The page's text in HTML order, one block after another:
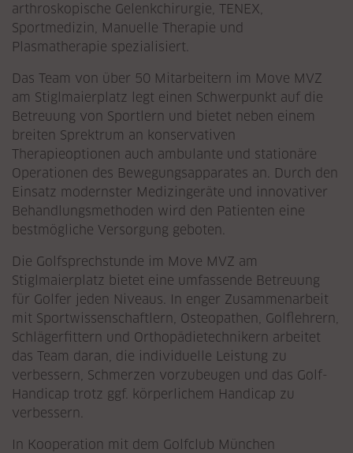
arthroskopische Gelenkchirurgie, TENEX,
Sportmedizin, Manuelle Therapie und
Plasmatherapie spezialisiert.
Das Team von über 50 Mitarbeitern im Move MVZ
am Stiglmaierplatz legt einen Schwerpunkt auf die
Betreuung von Sportlern und bietet neben einem
breiten Sprektrum an konservativen
Therapieoptionen auch ambulante und stationäre
Operationen des Bewegungsapparates an. Durch den
Einsatz modernster Medizingeräte und innovativer
Behandlungsmethoden wird den Patienten eine
bestmögliche Versorgung geboten.
Die Golfsprechstunde im Move MVZ am
Stiglmaierplatz bietet eine umfassende Betreuung
für Golfer jeden Niveaus. In enger Zusammenarbeit
mit Sportwissenschaftlern, Osteopathen, Golflehrern,
Schlägerfittern und Orthopädietechnikern arbeitet
das Team daran, die individuelle Leistung zu
verbessern, Schmerzen vorzubeugen und das Golf-
Handicap trotz ggf. körperlichem Handicap zu
verbessern.
In Kooperation mit dem Golfclub München